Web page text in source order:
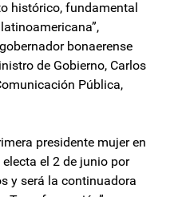
histórico, fundamental
bonaerense
de Gobierno, Carlos
Pública,
presidente mujer en
el 2 de junio por
y será la continuadora